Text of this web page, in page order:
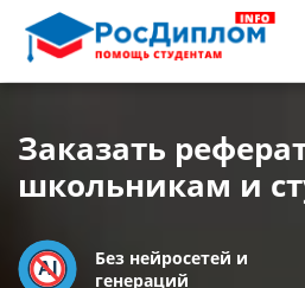
Заказать
школьникам и
Без нейросетей и
генераций